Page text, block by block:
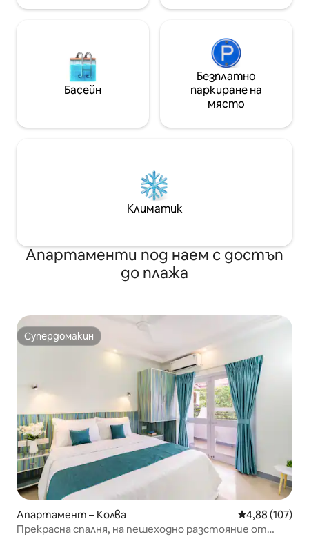
Басейн
Безплатно
паркиране на
място
Климатик
Апартаменти под наем с достъп
до плажа
Супердомакин
Супердомакин
Апартамент – Колва Средна
4,88 (107)
Прекрасна спалня, на пешеходно разстояние от